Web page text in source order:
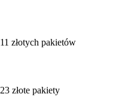
11 złotych pakietów
23 złote pakiety